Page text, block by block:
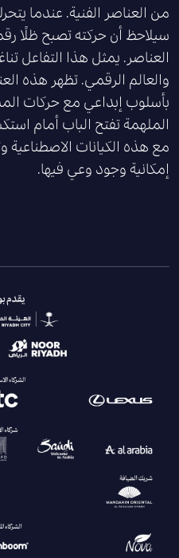
من العناصر الفنية. عندما
سيلاحظ أن حركته تصبح ظلًا
العناصر. يمثل هذا التفاعل
والعالم الرقمي. تظهر هذه
بأسلوب إبداعي مع حركات
الملهمة تفتح الباب أمام
مع هذه الكيانات
إمكانية وجود وعي فيها.